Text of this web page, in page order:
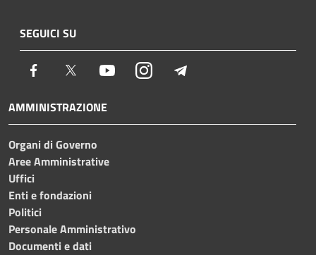
SEGUICI SU
Facebook Twitter YoutubeInstagram
AMMINISTRAZIONE
Organi di Governo
Aree Amministrative
Uffici
Enti e fondazioni
Politici
Personale Amministrativo
Documenti e dati